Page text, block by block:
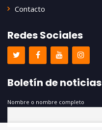
Contacto
Redes Sociales
Boletín de noticias
Nombre o nombre completo